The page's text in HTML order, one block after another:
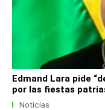
Edmand Lara pide
por las fiestas
Noticias